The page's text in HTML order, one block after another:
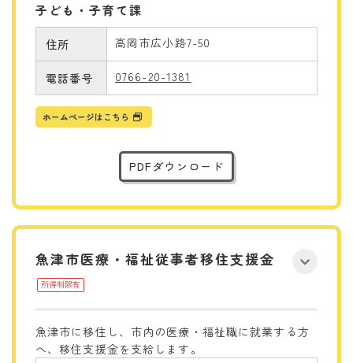
子ども・子育て課
住所 高岡市広小路7-50
電話番号 0766-20-1381
ホームページはこちら
PDFダウンロード
魚津市医療・福祉従事者移住支援金
所得制限有
魚津市に移住し、市内の医療・福祉職に就業する方
へ、移住支援金を支給します。